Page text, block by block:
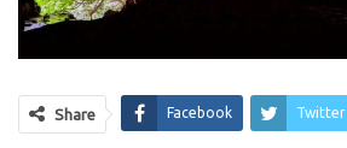
Share Facebook Twitter